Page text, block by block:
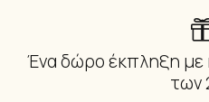
Ένα δώρο έκπληξη με
των